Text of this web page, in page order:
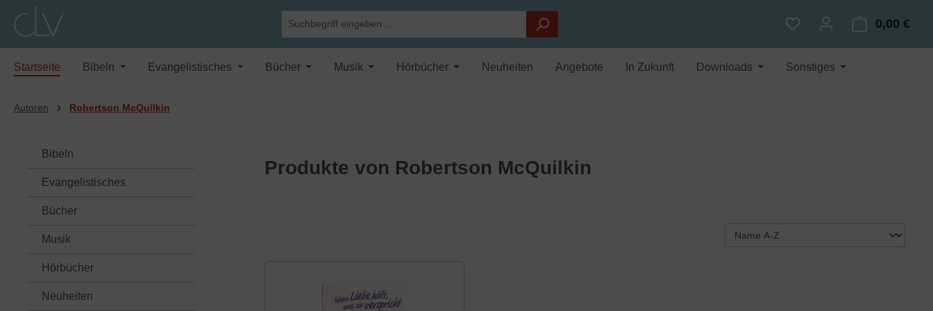
Zur Hauptnavigation springen
Du hast 0 Produkte auf
0,00 €
Startseite Bibeln Evangelistisches Bücher Musik Hörbücher Neuheiten Angebote In Zukunft Downloads Sonstiges
Autoren Robertson McQuilkin
Bibeln
Evangelistisches
Bücher
Musik
Hörbücher
Neuheiten
Produkte von Robertson McQuilkin